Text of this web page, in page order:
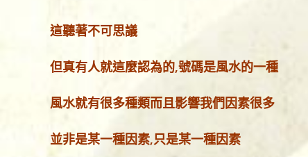
這聽著不可思議
但真有人就這麼認為的,號碼是風水的一種
風水就有很多種類而且影響我們因素很多
並非是某一種因素,只是某一種因素